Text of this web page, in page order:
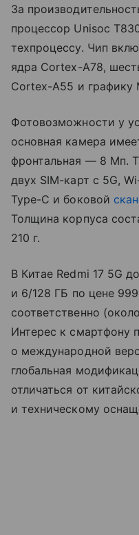
За
процессор Unisoc
техпроцессу. Чип
ядра Cortex-A78,
Cortex-A55 и графику
Фотовозможности у
основная камера
фронтальная — 8 Мп.
двух SIM-карт с 5G,
Type-C и боковой
Толщина корпуса
210 г.
В Китае Redmi 17 5G
и 6/128 ГБ по цене
соответственно
Интерес к смартфону
о международной
глобальная
отличаться от
и техническому